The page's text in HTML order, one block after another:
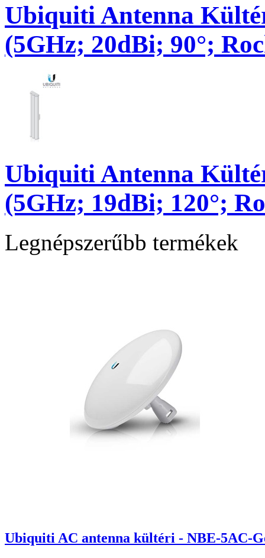
Ubiquiti Antenna
(5GHz; 20dBi; 90°;
Ubiquiti Antenna
(5GHz; 19dBi; 120°;
Legnépszerűbb termékek
Ubiquiti AC antenna kültéri - NBE-5AC-